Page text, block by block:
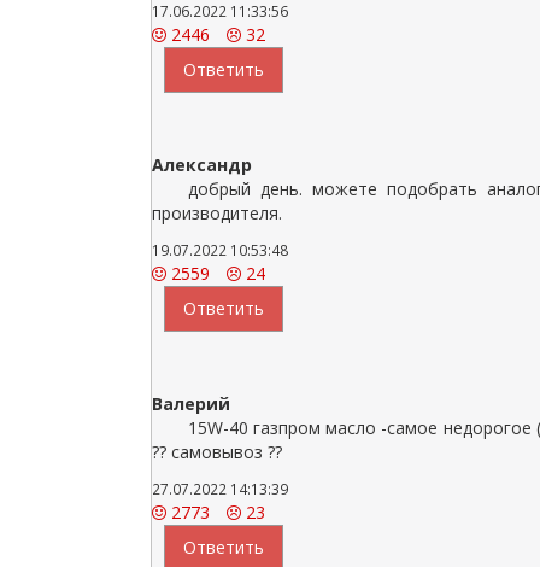
17.06.2022 11:33:56
2446
32
Ответить
Александр
добрый день. можете подобрать
производителя.
19.07.2022 10:53:48
2559
24
Ответить
Валерий
15W-40 газпром масло -самое недорогое
?? самовывоз ??
27.07.2022 14:13:39
2773
23
Ответить